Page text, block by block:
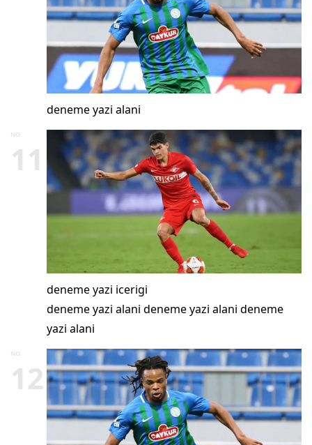
deneme yazi alani
NO
11
deneme yazi icerigi
deneme yazi alani deneme yazi alani deneme
yazi alani
NO
12